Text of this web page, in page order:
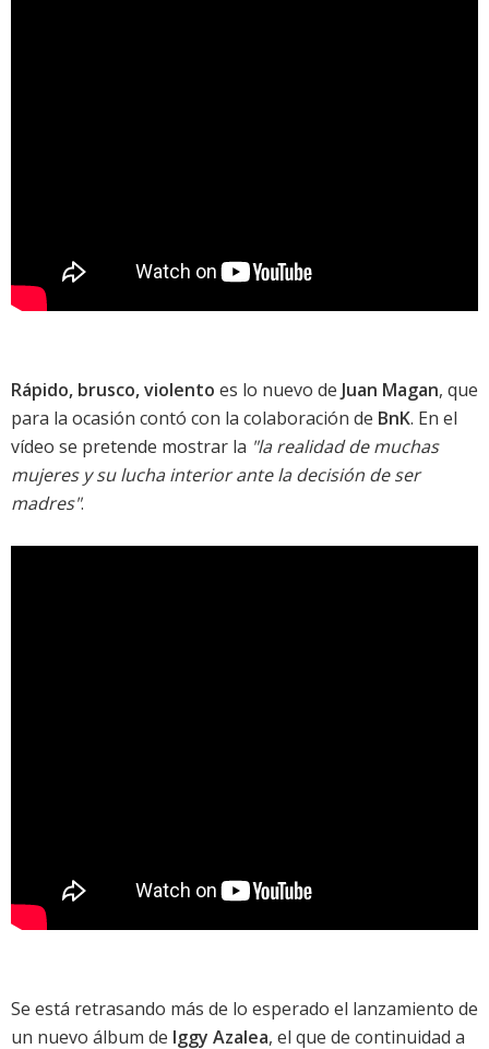
Rápido, brusco, violento es lo nuevo de Juan Magan, que
para la ocasión contó con la colaboración de BnK. En el
vídeo se pretende mostrar la "la realidad de muchas
mujeres y su lucha interior ante la decisión de ser
madres".
Se está retrasando más de lo esperado el lanzamiento de
un nuevo álbum de Iggy Azalea, el que de continuidad a